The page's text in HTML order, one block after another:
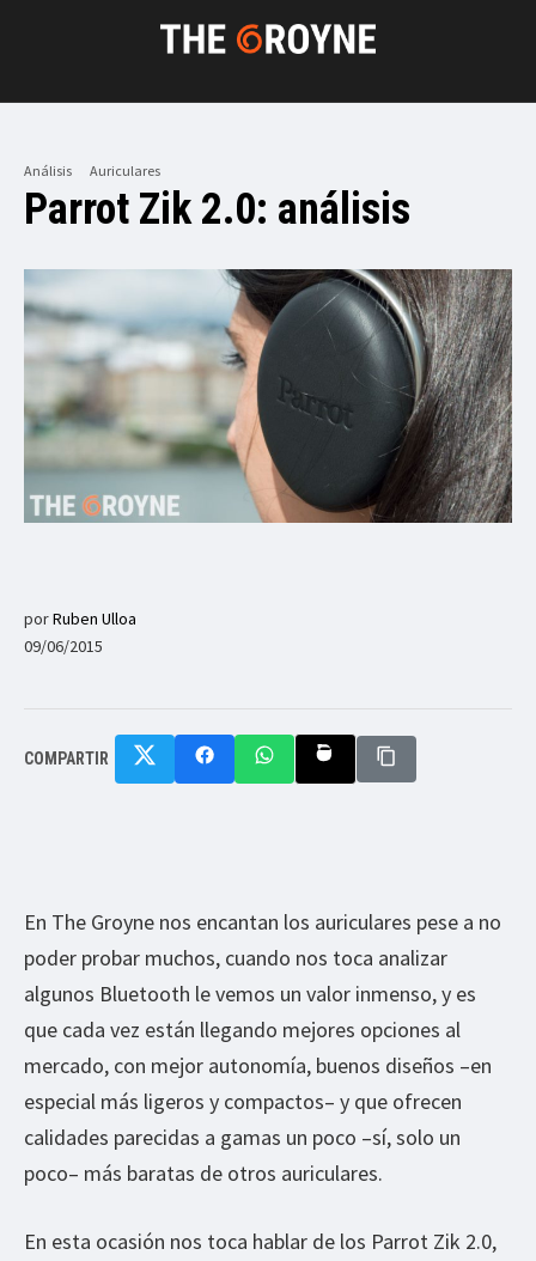
Análisis Auriculares
Parrot Zik 2.0: análisis
porRuben Ulloa
09/06/2015
COMPARTIR
En The Groyne nos encantan los auriculares pese a no
poder probar muchos, cuando nos toca analizar
algunos Bluetooth le vemos un valor inmenso, y es
que cada vez están llegando mejores opciones al
mercado, con mejor autonomía, buenos diseños –en
especial más ligeros y compactos– y que ofrecen
calidades parecidas a gamas un poco –sí, solo un
poco– más baratas de otros auriculares.
En esta ocasión nos toca hablar de los Parrot Zik 2.0,